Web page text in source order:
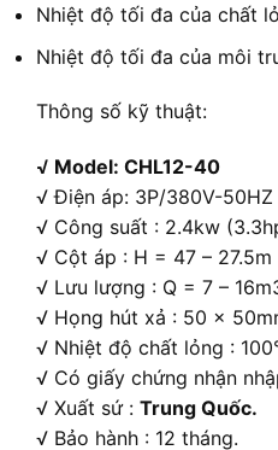
Nhiệt độ tối đa của chất
Nhiệt độ tối đa của môi
Thông số kỹ thuật:
√ Model: CHL12-40
√ Điện áp: 3P/380V-50HZ
√ Công suất : 2.4kw
√ Cột áp : H = 47 – 27.5m
√ Lưu lượng : Q = 7 –
√ Họng hút xả : 50 x
√ Nhiệt độ chất lỏng :
√ Có giấy chứng nhận
√ Xuất sứ : Trung Quốc.
√ Bảo hành : 12 tháng.